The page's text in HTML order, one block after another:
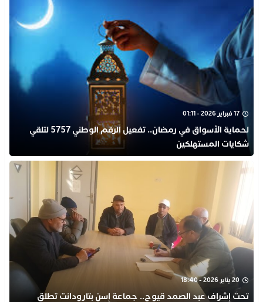
17 فبراير 2026 - 01:11
لحماية الأسواق في رمضان.. تفعيل الرقم الوطني 5757 لتلقي
شكايات المستهلكين
20 يناير 2026 - 18:40
تحت إشراف عبد الصمد قيوح.. جماعة إسن بتارودانت تطلق